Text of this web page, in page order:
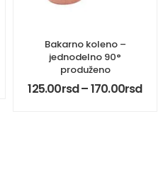
Bakarno koleno –
jednodelno 90°
produženo
125.00rsd–170.00rsd